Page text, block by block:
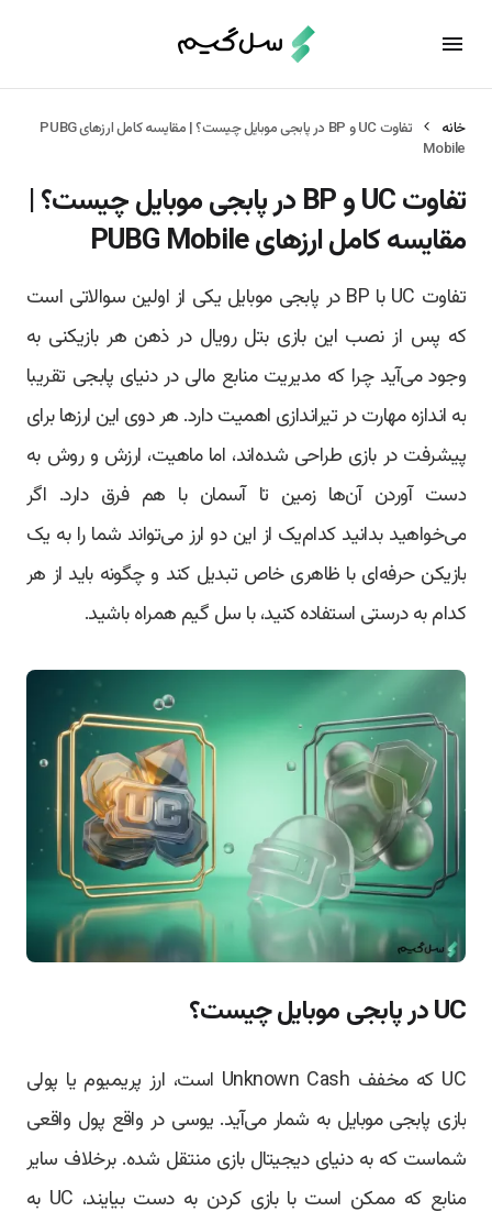
خانه
تفاوت UC و BP در پابجی موبایل چیست؟ | مقایسه کامل ارزهای PUBG
Mobile
تفاوت UC و BP در پابجی موبایل چیست؟ |
مقایسه کامل ارزهای PUBG Mobile
تفاوت UC با BP در پابجی موبایل یکی از اولین سوالاتی است
که پس از نصب این بازی بتل رویال در ذهن هر بازیکنی به
وجود می‌آید چرا که مدیریت منابع مالی در دنیای پابجی تقریبا
به اندازه مهارت در تیراندازی اهمیت دارد. هر دوی این ارزها برای
پیشرفت در بازی طراحی شده‌اند، اما ماهیت، ارزش و روش به
دست آوردن آن‌ها زمین تا آسمان با هم فرق دارد. اگر
می‌خواهید بدانید کدام‌یک از این دو ارز می‌تواند شما را به یک
بازیکن حرفه‌ای با ظاهری خاص تبدیل کند و چگونه باید از هر
کدام به درستی استفاده کنید، با سل گیم همراه باشید.
UC در پابجی موبایل چیست؟
UC که مخفف Unknown Cash است، ارز پریمیوم یا پولی
بازی پابجی موبایل به شمار می‌آید. یوسی در واقع پول واقعی
شماست که به دنیای دیجیتال بازی منتقل شده. برخلاف سایر
منابع که ممکن است با بازی کردن به دست بیایند، UC به